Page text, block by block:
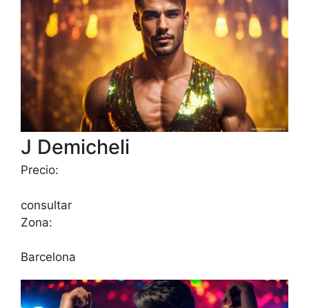
J Demicheli
Precio:
consultar
Zona:
Barcelona